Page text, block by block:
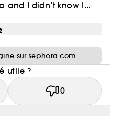
and I didn’t know I...
sur sephora.com
utile ?
0